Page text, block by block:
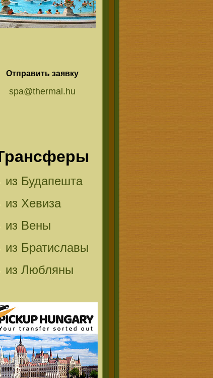
Отправить заявку
spa@thermal.hu
из Будапешта
из Хевиза
из Вены
из Братиславы
из Любляны